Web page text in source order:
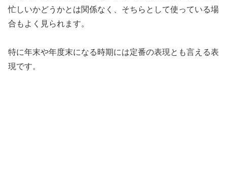
忙しいかどうかとは関係なく、そちらとして使っている場
合もよく見られます。
特に年末や年度末になる時期には定番の表現とも言える表
現です。